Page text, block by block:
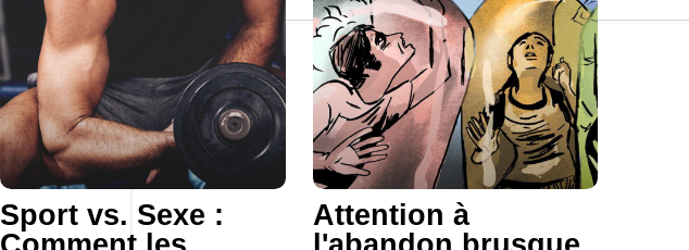
Sport vs. Sexe :
Attention à